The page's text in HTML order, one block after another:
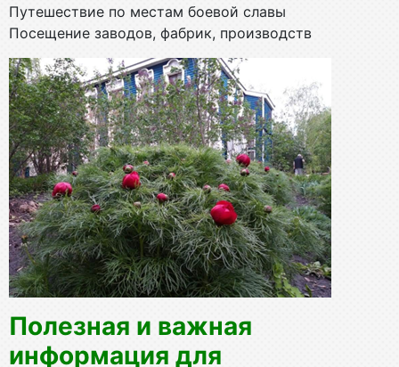
Путешествие по местам боевой славы
Посещение заводов, фабрик, производств
Полезная и важная
информация для